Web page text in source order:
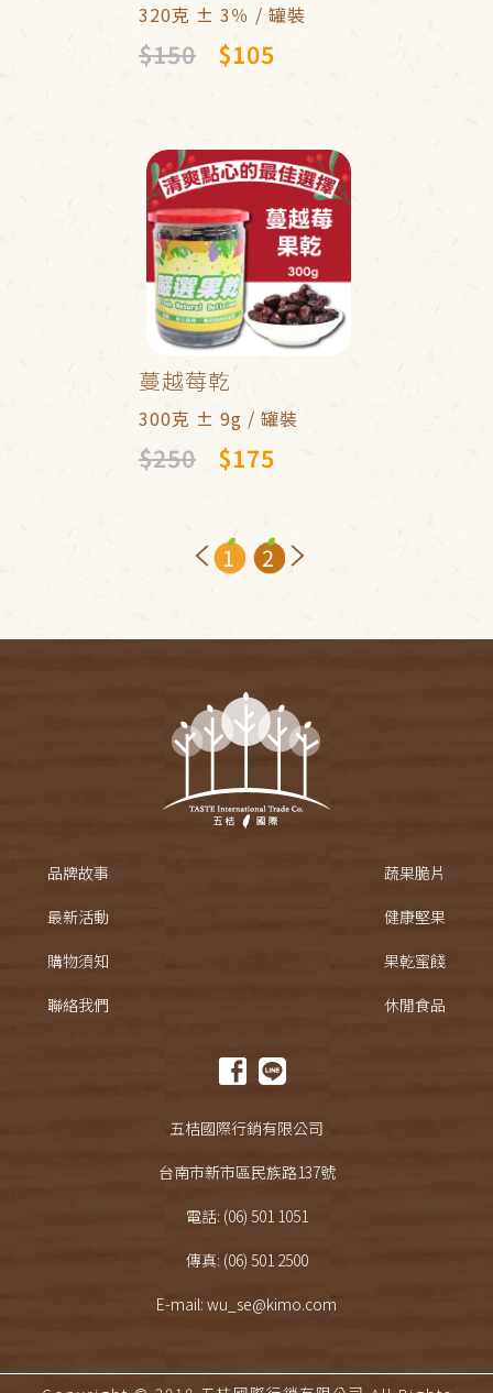
320克 ± 3％ / 罐裝
$150 $105
蔓越莓乾
300克 ± 9g / 罐裝
$250 $175
1 2
品牌故事
最新活動
購物須知
聯絡我們
蔬果脆片
健康堅果
果乾蜜餞
休閒食品
五桔國際行銷有限公司
台南市新市區民族路137號
電話: (06) 501 1051
傳真: (06) 501 2500
E-mail: wu_se@kimo.com